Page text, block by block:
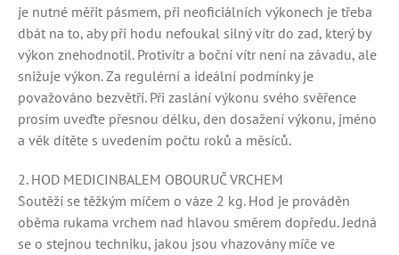
je nutné měřit pásmem, při neoficiálních výkonech je třeba
dbát na to, aby při hodu nefoukal silný vítr do zad, který by
výkon znehodnotil. Protivítr a boční vítr není na závadu, ale
snižuje výkon. Za regulérní a ideální podmínky je
považováno bezvětří. Při zaslání výkonu svého svěřence
prosím uveďte přesnou délku, den dosažení výkonu, jméno
a věk dítěte s uvedením počtu roků a měsíců.
2. HOD MEDICINBALEM OBOURUČ VRCHEM
Soutěží se těžkým míčem o váze 2 kg. Hod je prováděn
oběma rukama vrchem nad hlavou směrem dopředu. Jedná
se o stejnou techniku, jakou jsou vhazovány míče ve